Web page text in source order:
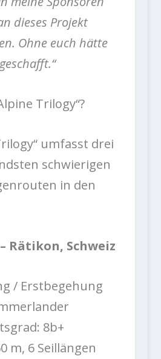
dieses Projekt
Ohne euch hätte
Trilogy“?
umfasst drei
schwierigen
in den
Rätikon, Schweiz
/ Erstbegehung
8b+
m, 6 Seillängen